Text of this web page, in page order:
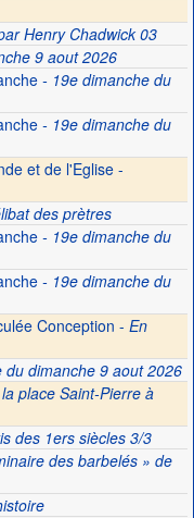
Henry Chadwick 03
9 aout 2026
- 19e dimanche du
- 19e dimanche du
et de l'Eglise -
des prètres
- 19e dimanche du
- 19e dimanche du
Conception - En
dimanche 9 aout 2026
place Saint-Pierre à
des 1ers siècles 3/3
des barbelés » de